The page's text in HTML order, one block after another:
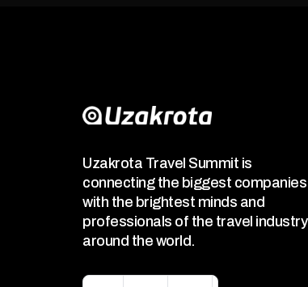
Uzakrota Travel Summit is
connecting the biggest companies
with the brightest minds and
professionals of the travel industry
around the world.